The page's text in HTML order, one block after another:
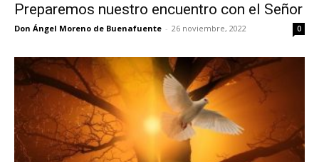
Preparemos nuestro encuentro con el Señor
Don Ángel Moreno de Buenafuente - 26 noviembre, 2022 0